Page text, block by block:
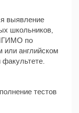
выявление
школьников,
по
или английском
тестов